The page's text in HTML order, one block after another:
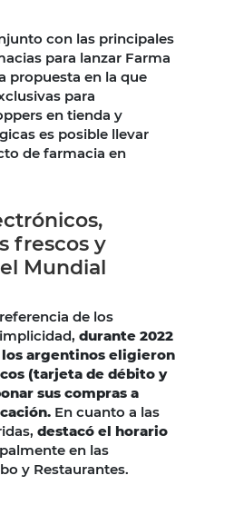
con las principales
para lanzar Farma
propuesta en la que
para
en tienda y
es posible llevar
de farmacia en
frescos y
Mundial
de los
durante 2022
los argentinos eligieron
(tarjeta de débito y
sus compras a
En cuanto a las
destacó el horario
en las
y Restaurantes.